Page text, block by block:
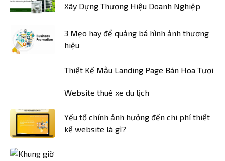
Xây Dựng Thương Hiệu Doanh Nghiệp
3 Mẹo hay để quảng bá hình ảnh thương
hiệu
Thiết Kế Mẫu Landing Page Bán Hoa Tươi
Website thuê xe du lịch
Yếu tố chính ảnh hưởng đến chi phí thiết
kế website là gì?